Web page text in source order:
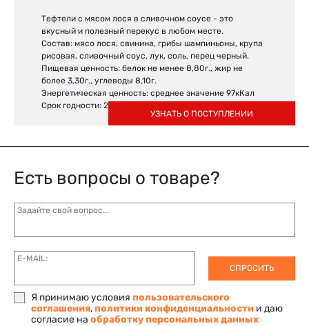
Тефтели с мясом лося в сливочном соусе - это
вкусный и полезный перекус в любом месте.
Состав: мясо лося, свинина, грибы шампиньоны, крупа
рисовая, сливочный соус, лук, соль, перец черный.
Пищевая ценность: белок не менее 8,80г., жир не
более 3,30г., углеводы 8,10г.
Энергетическая ценность: среднее значение 97кКал
Срок годности: 2 года
УЗНАТЬ О ПОСТУПЛЕНИИ
Есть вопросы о товаре?
Задайте свой вопрос...
E-MAIL:
СПРОСИТЬ
Я принимаю условия пользовательского
соглашения,политики конфиденциальности и даю
согласие на обработку персональных данных